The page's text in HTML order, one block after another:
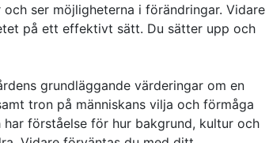
ser möjligheterna i förändringar. Vidare
på ett effektivt sätt. Du sätter upp och
grundläggande värderingar om en
tron på människans vilja och förmåga
förståelse för hur bakgrund, kultur och